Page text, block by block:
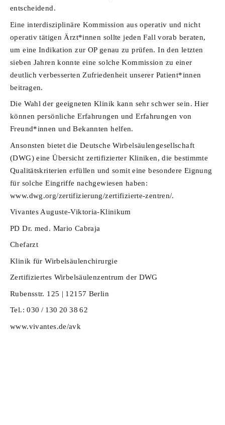
entscheidend.
Eine interdisziplinäre Kommission aus operativ und nicht
operativ tätigen Ärzt*innen sollte jeden Fall vorab beraten,
um eine Indikation zur OP genau zu prüfen. In den letzten
sieben Jahren konnte eine solche Kommission zu einer
deutlich verbesserten Zufriedenheit unserer Patient*innen
beitragen.
Die Wahl der geeigneten Klinik kann sehr schwer sein. Hier
können persönliche Erfahrungen und Erfahrungen von
Freund*innen und Bekannten helfen.
Ansonsten bietet die Deutsche Wirbelsäulengesellschaft
(DWG) eine Übersicht zertifizierter Kliniken, die bestimmte
Qualitätskriterien erfüllen und somit eine besondere Eignung
für solche Eingriffe nachgewiesen haben:
www.dwg.org/zertifizierung/zertifizierte-zentren/.
Vivantes Auguste-Viktoria-Klinikum
PD Dr. med. Mario Cabraja
Chefarzt
Klinik für Wirbelsäulenchirurgie
Zertifiziertes Wirbelsäulenzentrum der DWG
Rubensstr. 125 | 12157 Berlin
Tel.: 030 / 130 20 38 62
www.vivantes.de/avk